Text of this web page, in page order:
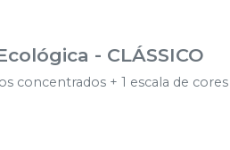
- CLÁSSICO
concentrados + 1 escala de cores